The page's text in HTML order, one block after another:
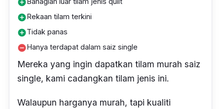
add_circle
add_circleRekaan tilam terkini
add_circleTidak panas
remove_circleHanya terdapat dalam saiz single
Mereka yang ingin dapatkan tilam murah saiz
single, kami cadangkan tilam jenis ini.
Walaupun harganya murah, tapi kualiti